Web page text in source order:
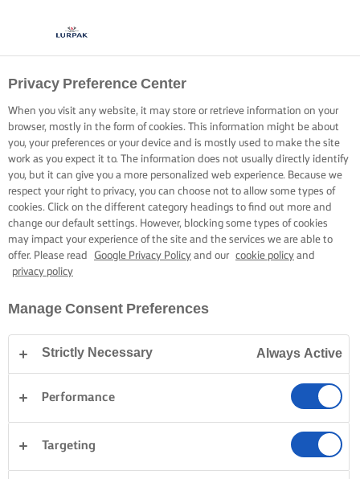
Privacy Preference Center
When you visit any website, it may store or retrieve information on your
browser, mostly in the form of cookies. This information might be about
you, your preferences or your device and is mostly used to make the site
work as you expect it to. The information does not usually directly identify
you, but it can give you a more personalized web experience. Because we
respect your right to privacy, you can choose not to allow some types of
cookies. Click on the different category headings to find out more and
change our default settings. However, blocking some types of cookies
may impact your experience of the site and the services we are able to
offer. Please read
Google Privacy Policy and our cookie policy and
privacy policy
Manage Consent Preferences
Strictly Necessary Always Active
Performance
Targeting